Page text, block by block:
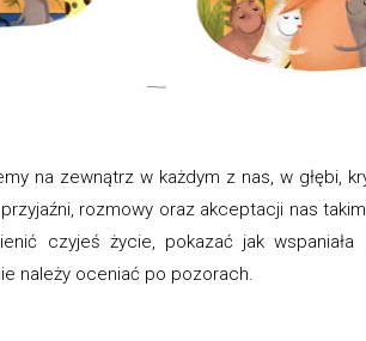
na zewnątrz w każdym z nas, w głębi,
rozmowy oraz akceptacji nas
czyjeś życie, pokazać jak
należy oceniać po pozorach.